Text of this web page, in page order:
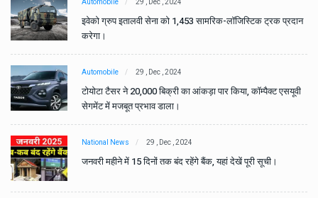
Automobile 29 , Dec , 2024
इवेको ग्रुप इतालवी सेना को 1,453 सामरिक-लॉजिस्टिक ट्रक प्रदान
करेगा।
Automobile 29 , Dec , 2024
टोयोटा टैसर ने 20,000 बिक्री का आंकड़ा पार किया, कॉम्पैक्ट एसयूवी
सेगमेंट में मजबूत प्रभाव डाला।
National News 29 , Dec , 2024
जनवरी महीने में 15 दिनों तक बंद रहेंगे बैंक, यहां देखें पूरी सूची।